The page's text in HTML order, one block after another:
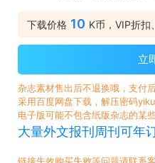
下载价格 10 K币，VIP折扣
立
杂志素材售出后不退换哦，支付
采用百度网盘下载，解压密码
电子版可能不包含纸版杂志的某
大量外文报刊周刊可年